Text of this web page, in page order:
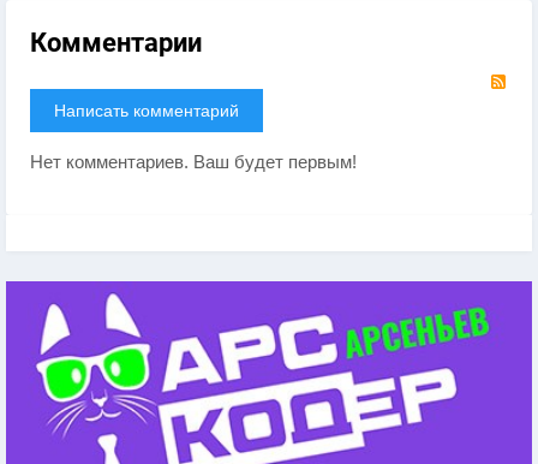
Комментарии
Написать комментарий
Нет комментариев. Ваш будет первым!